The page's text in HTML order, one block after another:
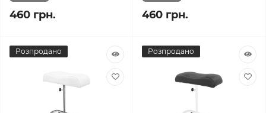
460 грн. 460 грн.
Розпродано Розпродано